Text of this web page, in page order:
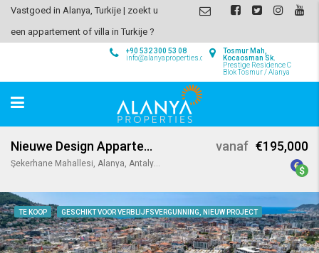
Vastgoed in Alanya, Turkije | zoekt u
een appartement of villa in Turkije ?
Tosmur Mah,
Kocaosman Sk.
Prestige Residence C
Blok Tosmur / Alanya
+90 532 300 53 08
info@alanyaproperties.com
Nieuwe Design Appartementen in Centrum Alanya
Şekerhane Mahallesi, Alanya, Antalya, Akdeniz Bölgesi, Türkiye
vanaf €195,000
TE KOOP GESCHIKT VOOR VERBLIJFSVERGUNNING, NIEUW PROJECT